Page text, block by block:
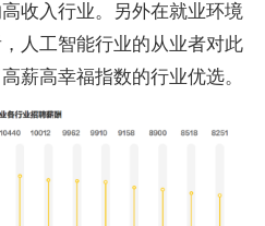
收入行业。另外在就业环境
人工智能行业的从业者对此
薪高幸福指数的行业优选。